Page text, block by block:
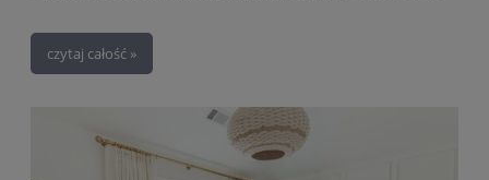
też poduszki w kształcie pierwszej literki imienia pociechy. Nasze
propozycje dziecięcych dekoracji ułatwią przygotowanie wyjątkowego
unikalny prezent z okazji urodzin, chrztu czy baby shower.
czytaj całość »